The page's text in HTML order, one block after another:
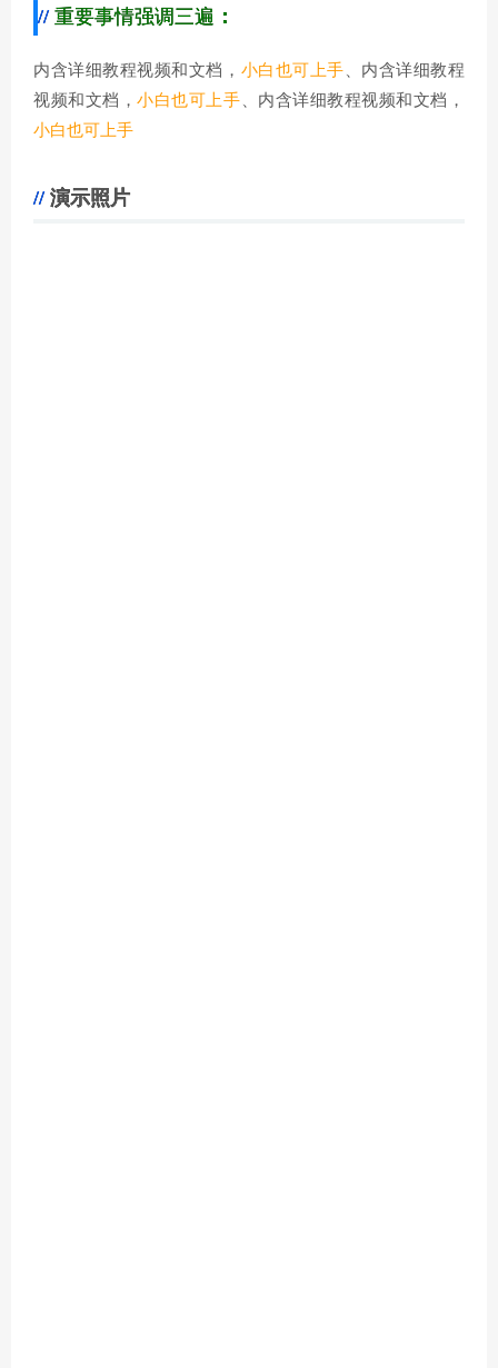
重要事情强调三遍 ：
内含详细教程视频和文档， 小白也可上手 、内含详细教程
视频和文档，小白也可上手 、内含详细教程视频和文档，
小白也可上手
演示照片